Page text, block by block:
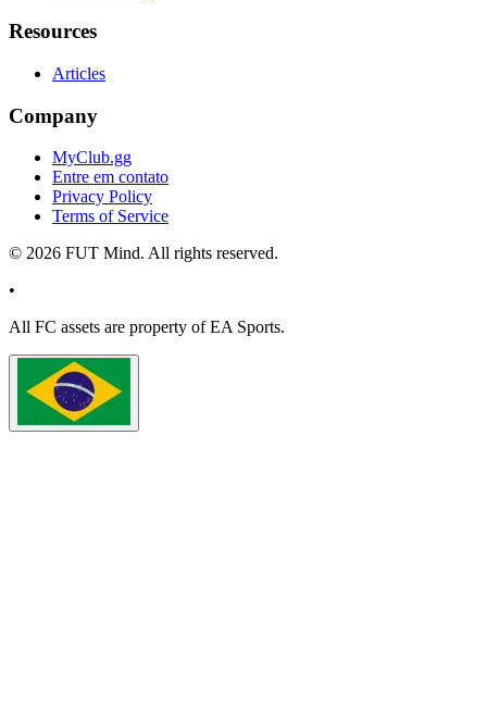
Resources
Articles
Company
MyClub.gg
Entre em contato
Privacy Policy
Terms of Service
© 2026 FUT Mind. All rights reserved.
•
All FC assets are property of EA Sports.